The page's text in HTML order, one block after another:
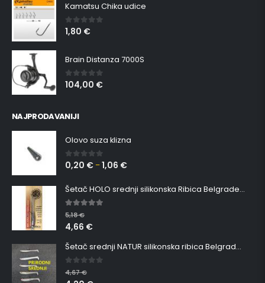
Kamatsu Chika udice
0 out of 5
1,80 €
Brain Distanza 7000S
0out of 5
104,00 €
NAJPRODAVANIJI
Olovo suza klizna
0 out of 5
0,20 € –1,06 €
Šetač HOLO srednji silikonska Ribica Belgrade Walker
5.00out of 5
5,18€
4,66 €
Šetač srednji NATUR silikonska ribica Belgrade Walker
0 out of 5
4,67€